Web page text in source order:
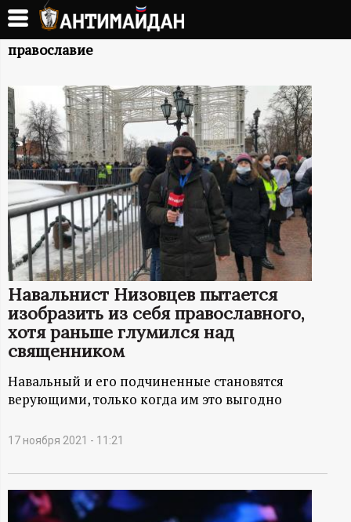
Перейти
основному
А
Н
Т
И
М
А
Й
Д
А
Н
н
православие
Навальнист Низовцев пытается
изобразить из себя православного,
хотя раньше глумился над
священником
Навальный и его подчиненные становятся
верующими, только когда им это выгодно
17 ноября 2021 - 11:21